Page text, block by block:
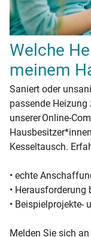
Welche
meinem
Saniert oder
passende
unserer Online-
Kesseltausch.
• echte
• Herausforderung
• Beispielprojekte-
Melden Sie sich